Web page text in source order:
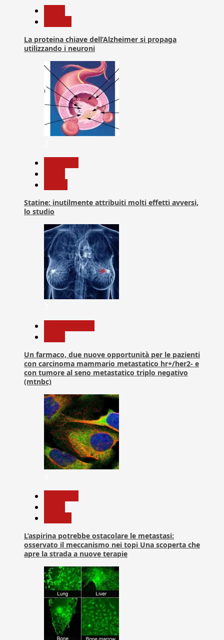
La proteina chiave dell’Alzheimer si propaga
utilizzando i neuroni
Statine: inutilmente attribuiti molti effetti avversi,
lo studio
Un farmaco, due nuove opportunità per le pazienti
con carcinoma mammario metastatico hr+/her2- e
con tumore al seno metastatico triplo negativo
(mtnbc)
L’aspirina potrebbe ostacolare le metastasi:
osservato il meccanismo nei topi Una scoperta che
apre la strada a nuove terapie